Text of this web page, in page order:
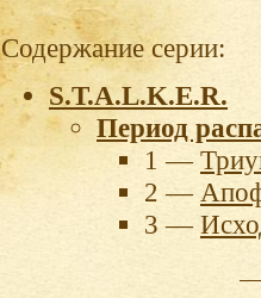
Содержание серии:
S.T.A.L.K.E.R.
Период
1 —
2 —
3 —